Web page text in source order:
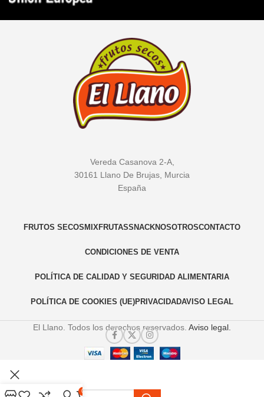
Vereda Casanova 2-A,
30161 Llano De Brujas, Murcia
España
FRUTOS SECOS MIXFRUTASSNACKNOSOTROSCONTACTO
CONDICIONES DE VENTA
POLÍTICA DE CALIDAD Y SEGURIDAD ALIMENTARIA
POLÍTICA DE COOKIES (UE)PRIVACIDADAVISO LEGAL
El Llano. Todos los derechos reservados. Aviso legal.
0